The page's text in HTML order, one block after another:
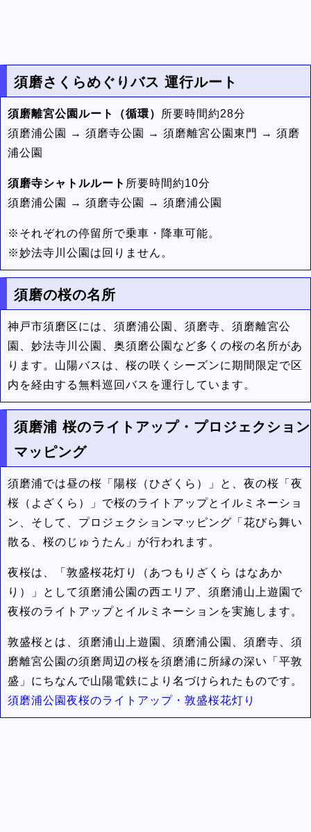
須磨さくらめぐりバス 運行ルート
須磨離宮公園ルート（循環）
所要時間約28分
須磨浦公園 → 須磨寺公園 → 須磨離宮公園東門 → 須磨
浦公園
須磨寺シャトルルート 所要時間約10分
須磨浦公園 → 須磨寺公園 → 須磨浦公園
※それぞれの停留所で乗車・降車可能。
※妙法寺川公園は回りません。
須磨の桜の名所
神戸市須磨区には、須磨浦公園、須磨寺、須磨離宮公
園、妙法寺川公園、奥須磨公園など多くの桜の名所があ
ります。山陽バスは、桜の咲くシーズンに期間限定で区
内を経由する無料巡回バスを運行しています。
須磨浦 桜のライトアップ・プロジェクション
マッピング
須磨浦では昼の桜「陽桜（ひざくら）」と、夜の桜「夜
桜（よざくら）」で桜のライトアップとイルミネーショ
ン、そして、プロジェクションマッピング「花びら舞い
散る、桜のじゅうたん」が行われます。
夜桜は、「敦盛桜花灯り（あつもりざくら はなあか
り）」として須磨浦公園の西エリア、須磨浦山上遊園で
夜桜のライトアップとイルミネーションを実施します。
敦盛桜とは、須磨浦山上遊園、須磨浦公園、須磨寺、須
磨離宮公園の須磨周辺の桜を須磨浦に所縁の深い「平敦
盛」にちなんで山陽電鉄により名づけられたものです。
須磨浦公園夜桜のライトアップ・敦盛桜花灯り